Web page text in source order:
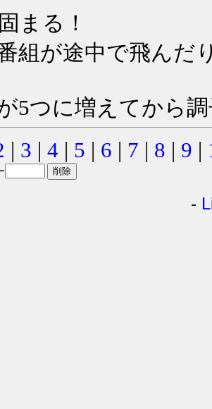
まる！
組が途中で飛んだ
5つに増えてから
| 3 | 4 | 5 | 6 | 7 | 8 | 9 |
-